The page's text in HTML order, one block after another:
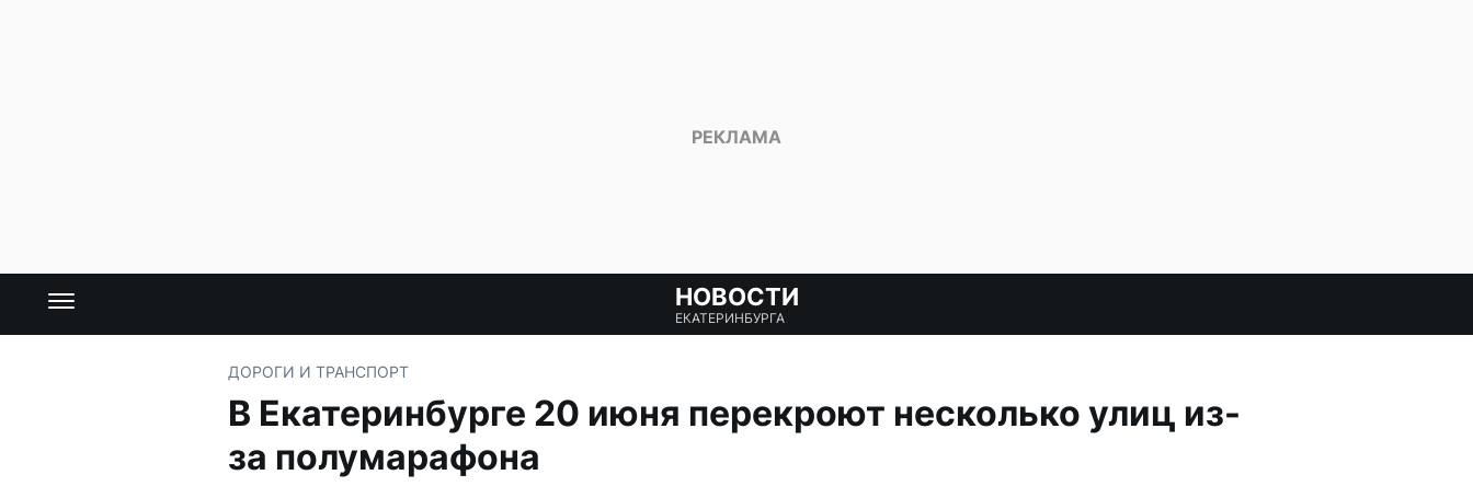
НОВОСТИ
ЕКАТЕРИНБУРГА
ДОРОГИ И ТРАНСПОРТ
В Екатеринбурге 20 июня перекроют несколько улиц из-
за полумарафона